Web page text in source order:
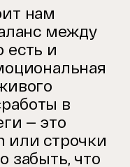
нам
между
есть и
в
— это
или строчки
забыть, что